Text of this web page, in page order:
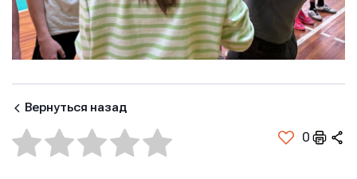
Вернуться назад
0
E-mail
Сообщение
E-mail
Сообщение
E-mail